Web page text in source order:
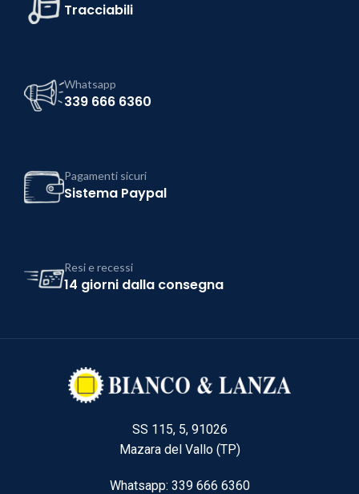
Tracciabili
Whatsapp
339 666 6360
Pagamenti sicuri
Sistema Paypal
Resi e recessi
14 giorni dalla consegna
SS 115, 5, 91026
Mazara del Vallo (TP)
Whatsapp: 339 666 6360